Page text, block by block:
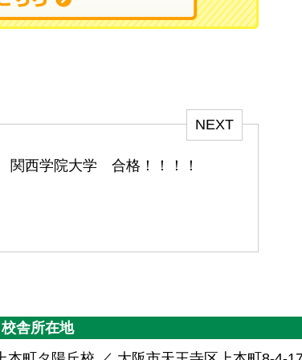
NEXT
関西学院大学 合格！！！！
校舎所在地